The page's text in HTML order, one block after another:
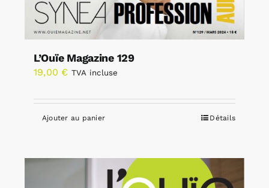
L’Ouïe Magazine 129
19,00 € TVA incluse
Ajouter au panier Détails